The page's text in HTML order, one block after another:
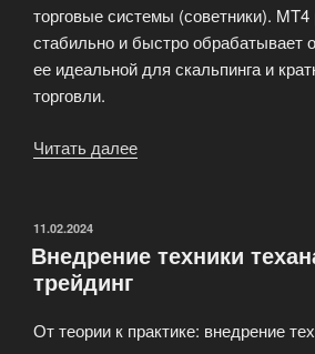
торговые системы (советники). MT4
стабильно и быстро обрабатывает
ее идеальной для скальпинга и
торговли.
Читать далее
ОПУБЛИКОВАНО
11.02.2024
Внедрение техники
трейдинг
От теории к практике: внедрение